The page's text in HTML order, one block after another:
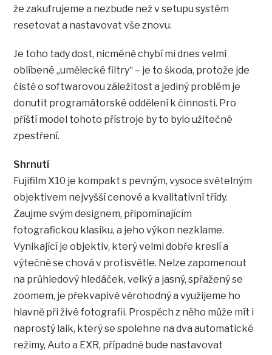
že zakufrujeme a nezbude než v setupu systém
resetovat a nastavovat vše znovu.
Je toho tady dost, nicméně chybí mi dnes velmi
oblíbené „umělecké filtry“ – je to škoda, protože jde
čistě o softwarovou záležitost a jediný problém je
donutit programátorské oddělení k činnosti. Pro
příští model tohoto přístroje by to bylo užitečné
zpestření.
Shrnutí
Fujifilm X10 je kompakt s pevným, vysoce světelným
objektivem nejvyšší cenové a kvalitativní třídy.
Zaujme svým designem, připomínajícím
fotografickou klasiku, a jeho výkon nezklame.
Vynikající je objektiv, který velmi dobře kreslí a
výtečně se chová v protisvětle. Nelze zapomenout
na průhledový hledáček, velký a jasný, spřažený se
zoomem, je překvapivě věrohodný a využijeme ho
hlavně při živé fotografii. Prospěch z něho může mít i
naprostý laik, který se spolehne na dva automatické
režimy, Auto a EXR, případně bude nastavovat